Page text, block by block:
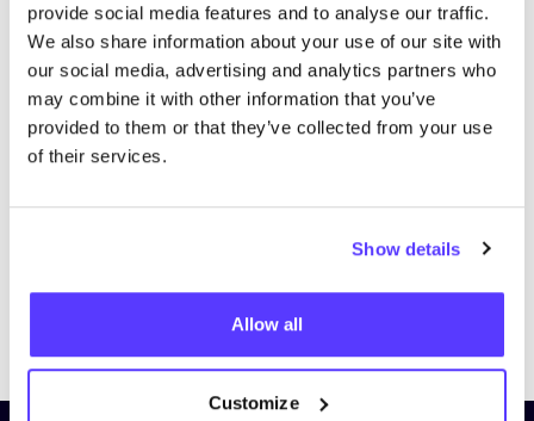
provide social media features and to analyse our traffic.
We also share information about your use of our site with
our social media, advertising and analytics partners who
may combine it with other information that you’ve
provided to them or that they’ve collected from your use
of their services.
Show details
Allow all
Customize